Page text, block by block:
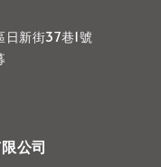
日新街37巷1號
公司